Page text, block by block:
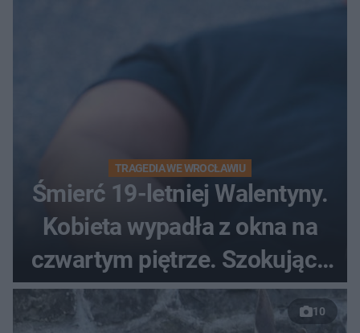
TRAGEDIA WE WROCŁAWIU
Śmierć 19-letniej Walentyny.
Kobieta wypadła z okna na
czwartym piętrze. Szokujące
nagranie trafiło do sieci
10